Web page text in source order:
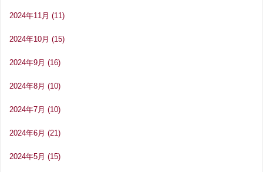
2024年11月 (11)
2024年10月 (15)
2024年9月 (16)
2024年8月 (10)
2024年7月 (10)
2024年6月 (21)
2024年5月 (15)